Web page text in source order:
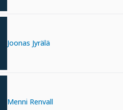
Joonas Jyrälä
Menni Renvall